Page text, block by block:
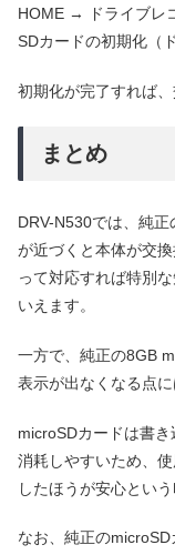
HOME → ドライブ
SDカードの初期化（
初期化が完了すれば、
まとめ
DRV-N530では、純
が近づくと本体が交
って対応すれば特別
いえます。
一方で、純正の8GB
表示が出なくなる点に
microSDカードは書
消耗しやすいため、
したほうが安心という
なお、純正の